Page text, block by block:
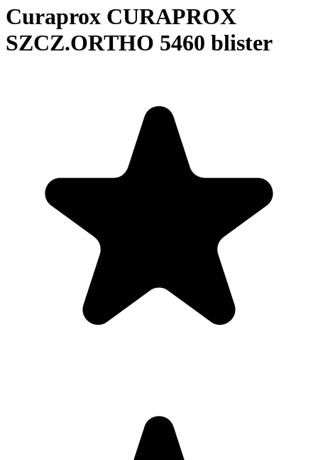
Curaprox CURAPROX
SZCZ.ORTHO 5460 blister